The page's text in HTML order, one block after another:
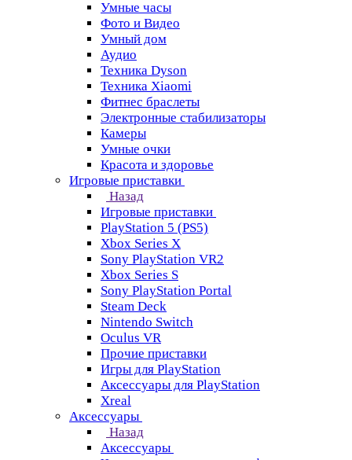
Умные часы
Фото и Видео
Умный дом
Аудио
Техника Dyson
Техника Xiaomi
Фитнес браслеты
Электронные стабилизаторы
Камеры
Умные очки
Красота и здоровье
Игровые приставки
Назад
Игровые приставки
PlayStation 5 (PS5)
Xbox Series X
Sony PlayStation VR2
Xbox Series S
Sony PlayStation Portal
Steam Deck
Nintendo Switch
Oculus VR
Прочие приставки
Игры для PlayStation
Аксессуары для PlayStation
Xreal
Аксессуары
Назад
Аксессуары